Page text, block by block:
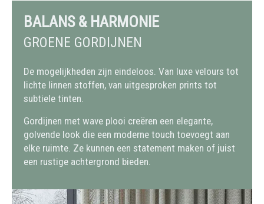
BALANS & HARMONIE
GROENE GORDIJNEN
De mogelijkheden zijn eindeloos. Van luxe velours tot
lichte linnen stoffen, van uitgesproken prints tot
subtiele tinten.
Gordijnen met wave plooi creëren een elegante,
golvende look die een moderne touch toevoegt aan
elke ruimte. Ze kunnen een statement maken of juist
een rustige achtergrond bieden.